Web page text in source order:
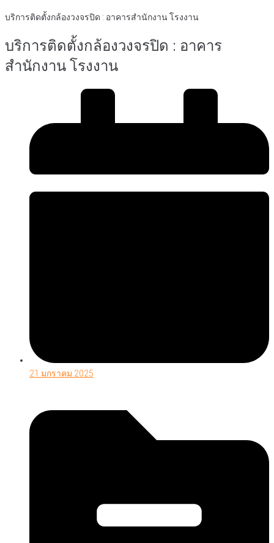
บริการติดตั้งกล้องวงจรปิด : อาคารสำนักงาน โรงงาน
บริการติดตั้งกล้องวงจรปิด : อาคาร
สำนักงาน โรงงาน
21 มกราคม 2025